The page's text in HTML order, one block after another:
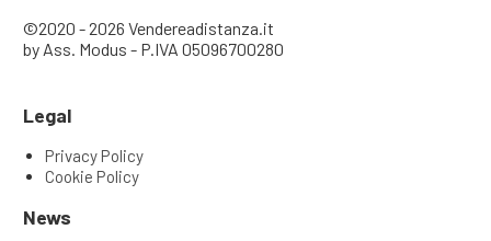
©2020 - 2026 Vendereadistanza.it
by Ass. Modus - P.IVA 05096700280
Legal
Privacy Policy
Cookie Policy
News